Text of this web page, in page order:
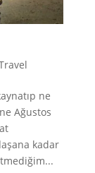
ne
Ağustos
kadar